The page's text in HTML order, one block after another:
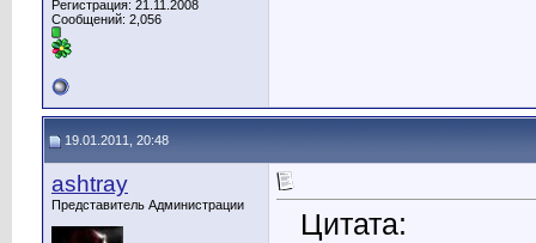
Регистрация: 21.11.2008
Сообщений: 2,056
19.01.2011, 20:48
ashtray
Представитель Администрации
Цитата: